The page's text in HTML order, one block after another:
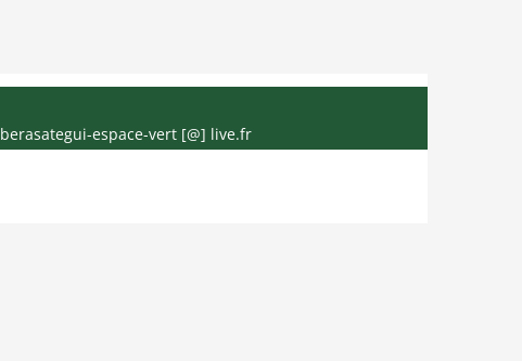
berasategui-espace-vert [@] live.fr